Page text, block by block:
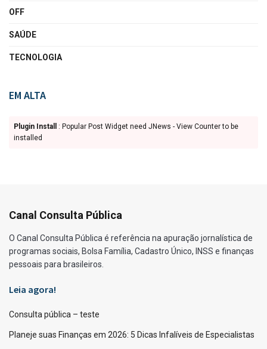
OFF
SAÚDE
TECNOLOGIA
EM ALTA
Plugin Install
: Popular Post Widget need JNews - View Counter to be
installed
Canal Consulta Pública
O Canal Consulta Pública é referência na apuração jornalística de
programas sociais, Bolsa Família, Cadastro Único, INSS e finanças
pessoais para brasileiros.
Leia agora!
Consulta pública – teste
Planeje suas Finanças em 2026: 5 Dicas Infalíveis de Especialistas